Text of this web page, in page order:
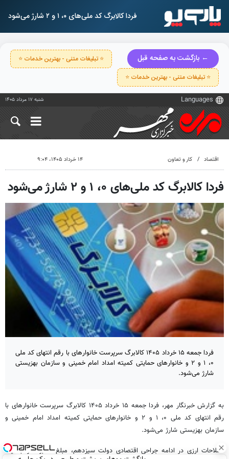
فردا کالابرگ کد ملی‌های ۰، ۱ و ۲ شارژ می‌شود
← بازگشت به صفحه قبل
⭐ تبلیغات متنی - بهترین خدمات ⭐
⭐ تبلیغات متنی - بهترین خدمات ⭐